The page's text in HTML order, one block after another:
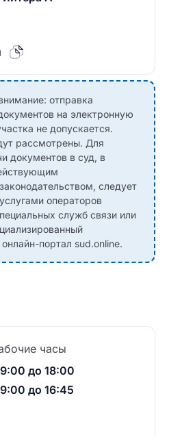
отправка
на электронную
не допускается.
рассмотрены. Для
документов в суд, в
следует
операторов
служб связи или
портал sud.online.
часы
до 18:00
до 16:45